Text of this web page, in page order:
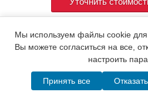
Артикул 121450-13251
© 2015. Все права защищены.
Мы используем файлы cookie для
Вы можете согласиться на все,
настроить
Принять все